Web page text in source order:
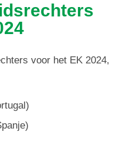
voor het EK 2024,